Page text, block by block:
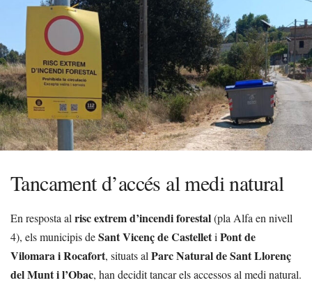
Tancament d’accés al medi natural
En resposta al risc extrem d’incendi forestal(pla Alfa en nivell
4), els municipis deSant Vicenç de Castelleti Pont de
Vilomara i Rocafort, situats al Parc Natural de Sant Llorenç
del Munt i l’Obac, han decidit tancar els accessos al medi natural.